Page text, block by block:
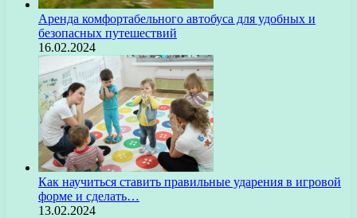
Аренда комфортабельного автобуса для удобных и
безопасных путешествий
16.02.2024
Как научиться ставить правильные ударения в игровой
форме и сделать…
13.02.2024